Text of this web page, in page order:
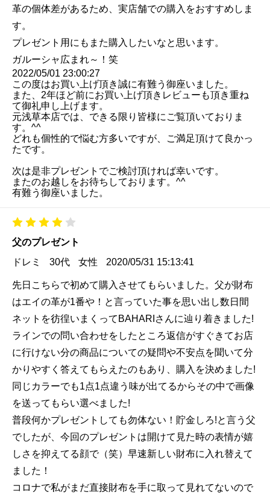
革の個体差があるため、実店舗での購入をおすすめしま
す。
プレゼント用にもまた購入したいなと思います。
ガルーシャ広まれ～！笑
2022/05/01 23:00:27
この度はお買い上げ頂き誠に有難う御座いました。
また、2年ほど前にお買い上げ頂きレビューも頂き重ね
て御礼申し上げます。
元浅草本店では、できる限り皆様にご覧頂いておりま
す。^^
どれも個性的で悩む方多いですが、ご満足頂けて良かっ
たです。
次は是非プレゼントでご検討頂ければ幸いです。
またのお越しをお待ちしております。^^
有難う御座いました。
父のプレゼント
ドレミ
30代 女性 2020/05/31 15:13:41
先日こちらで初めて購入させてもらいました。父が財布
はエイの革が1番や！と言っていた事を思い出し数日間
ネットを彷徨いまくってBAHARIさんに辿り着きました!
ラインでの問い合わせをしたところ返信がすぐきてお店
に行けない分の商品についての疑問や不安点を聞いて分
かりやすく答えてもらえたのもあり、購入を決めました!
同じカラーでも1点1点違う味が出てるからその中で画像
を送ってもらい選べました!
普段何かプレゼントしても勿体ない！貯金しろ!と言う父
でしたが、今回のプレゼントは開けて見た時の表情が嬉
しさを抑えてる顔で（笑）早速新しい財布に入れ替えて
ました！
コロナで私がまだ直接財布を手に取って見れてないので